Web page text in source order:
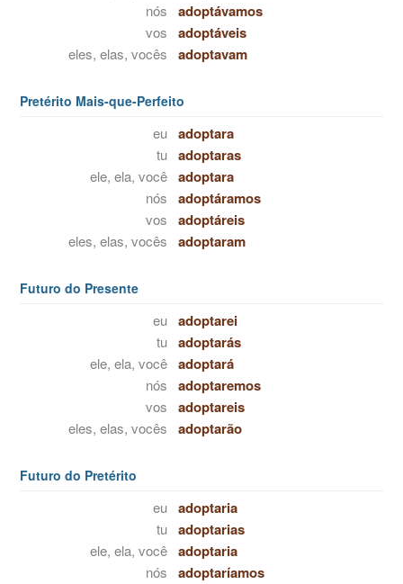
nós adoptávamos
vos adoptáveis
eles, elas, vocês adoptavam
Pretérito Mais-que-Perfeito
eu adoptara
tu adoptaras
ele, ela, você adoptara
nós adoptáramos
vos adoptáreis
eles, elas, vocês adoptaram
Futuro do Presente
eu adoptarei
tu adoptarás
ele, ela, você adoptará
nós adoptaremos
vos adoptareis
eles, elas, vocês adoptarão
Futuro do Pretérito
eu adoptaria
tu adoptarias
ele, ela, você adoptaria
nós adoptaríamos